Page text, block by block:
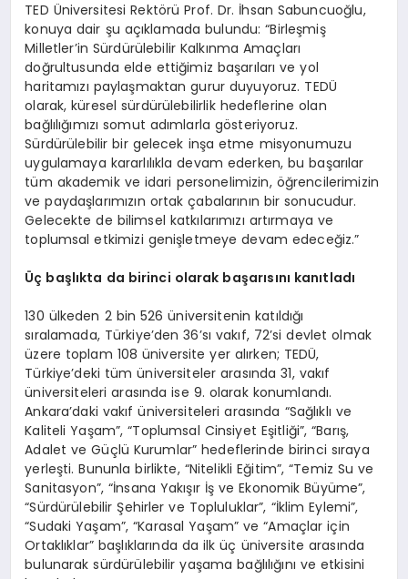
TED Üniversitesi Rektörü Prof. Dr. İhsan Sabuncuoğlu,
konuya dair şu açıklamada bulundu: “Birleşmiş
Milletler’in Sürdürülebilir Kalkınma Amaçları
doğrultusunda elde ettiğimiz başarıları ve yol
haritamızı paylaşmaktan gurur duyuyoruz. TEDÜ
olarak, küresel sürdürülebilirlik hedeflerine olan
bağlılığımızı somut adımlarla gösteriyoruz.
Sürdürülebilir bir gelecek inşa etme misyonumuzu
uygulamaya kararlılıkla devam ederken, bu başarılar
tüm akademik ve idari personelimizin, öğrencilerimizin
ve paydaşlarımızın ortak çabalarının bir sonucudur.
Gelecekte de bilimsel katkılarımızı artırmaya ve
toplumsal etkimizi genişletmeye devam edeceğiz.”
Üç başlıkta da birinci olarak başarısını kanıtladı
130 ülkeden 2 bin 526 üniversitenin katıldığı
sıralamada, Türkiye’den 36’sı vakıf, 72’si devlet olmak
üzere toplam 108 üniversite yer alırken; TEDÜ,
Türkiye’deki tüm üniversiteler arasında 31, vakıf
üniversiteleri arasında ise 9. olarak konumlandı.
Ankara’daki vakıf üniversiteleri arasında “Sağlıklı ve
Kaliteli Yaşam”, “Toplumsal Cinsiyet Eşitliği”, “Barış,
Adalet ve Güçlü Kurumlar” hedeflerinde birinci sıraya
yerleşti. Bununla birlikte, “Nitelikli Eğitim”, “Temiz Su ve
Sanitasyon”, “İnsana Yakışır İş ve Ekonomik Büyüme”,
“Sürdürülebilir Şehirler ve Topluluklar”, “İklim Eylemi”,
“Sudaki Yaşam”, “Karasal Yaşam” ve “Amaçlar için
Ortaklıklar” başlıklarında da ilk üç üniversite arasında
bulunarak sürdürülebilir yaşama bağlılığını ve etkisini